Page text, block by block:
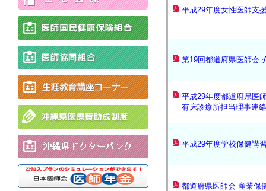
平成29年度女性医師支
第19回都道府県医師会
平成29年度都道府県医
有床診療所担当理事連
平成29年度学校保健講
都道府県医師会 産業保